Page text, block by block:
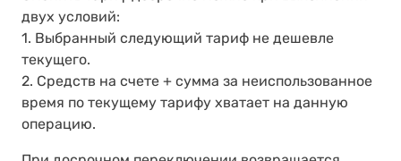
двух условий:
1. Выбранный следующий тариф не дешевле
текущего.
2. Средств на счете + сумма за неиспользованное
время по текущему тарифу хватает на данную
операцию.